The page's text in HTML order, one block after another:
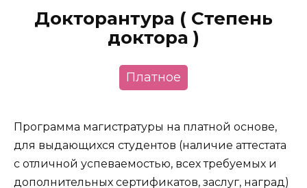
Докторантура ( Степень
доктора )
Платное
Программа магистратуры на платной основе,
для выдающихся студентов (наличие аттестата
с отличной успеваемостью, всех требуемых и
дополнительных сертификатов, заслуг, наград)